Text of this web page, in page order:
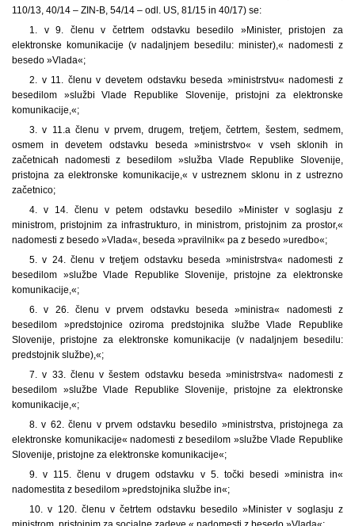
110/13, 40/14 – ZIN-B, 54/14 – odl. US, 81/15 in 40/17) se:
1. v 9. členu v četrtem odstavku besedilo »Minister, pristojen za
elektronske komunikacije (v nadaljnjem besedilu: minister),« nadomesti z
besedo »Vlada«;
2. v 11. členu v devetem odstavku beseda »ministrstvu« nadomesti z
besedilom »službi Vlade Republike Slovenije, pristojni za elektronske
komunikacije,«;
3. v 11.a členu v prvem, drugem, tretjem, četrtem, šestem, sedmem,
osmem in devetem odstavku beseda »ministrstvo« v vseh sklonih in
začetnicah nadomesti z besedilom »služba Vlade Republike Slovenije,
pristojna za elektronske komunikacije,« v ustreznem sklonu in z ustrezno
začetnico;
4. v 14. členu v petem odstavku besedilo »Minister v soglasju z
ministrom, pristojnim za infrastrukturo, in ministrom, pristojnim za prostor,«
nadomesti z besedo »Vlada«, beseda »pravilnik« pa z besedo »uredbo«;
5. v 24. členu v tretjem odstavku beseda »ministrstva« nadomesti z
besedilom »službe Vlade Republike Slovenije, pristojne za elektronske
komunikacije,«;
6. v 26. členu v prvem odstavku beseda »ministra« nadomesti z
besedilom »predstojnice oziroma predstojnika službe Vlade Republike
Slovenije, pristojne za elektronske komunikacije (v nadaljnjem besedilu:
predstojnik službe),«;
7. v 33. členu v šestem odstavku beseda »ministrstva« nadomesti z
besedilom »službe Vlade Republike Slovenije, pristojne za elektronske
komunikacije,«;
8. v 62. členu v prvem odstavku besedilo »ministrstva, pristojnega za
elektronske komunikacije« nadomesti z besedilom »službe Vlade Republike
Slovenije, pristojne za elektronske komunikacije«;
9. v 115. členu v drugem odstavku v 5. točki besedi »ministra in«
nadomestita z besedilom »predstojnika službe in«;
10. v 120. členu v četrtem odstavku besedilo »Minister v soglasju z